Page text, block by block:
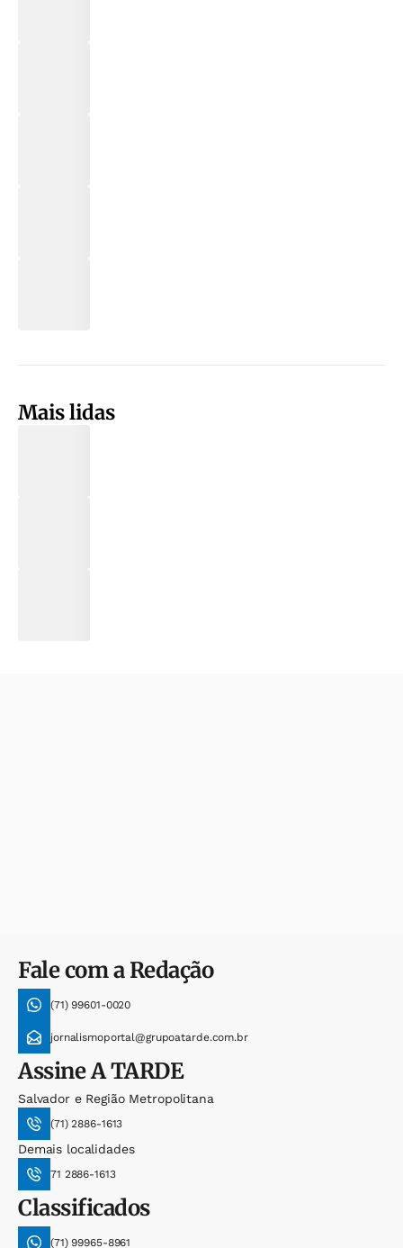
Mais lidas
Fale com a Redação
(71) 99601-0020
jornalismoportal@grupoatarde.com.br
AssineA TARDE
Salvador e Região Metropolitana
(71) 2886-1613
Demais localidades
71 2886-1613
Classificados
(71) 99965-8961